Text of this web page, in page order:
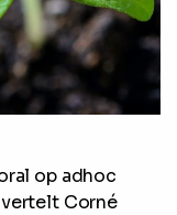
op adhoc
Corné